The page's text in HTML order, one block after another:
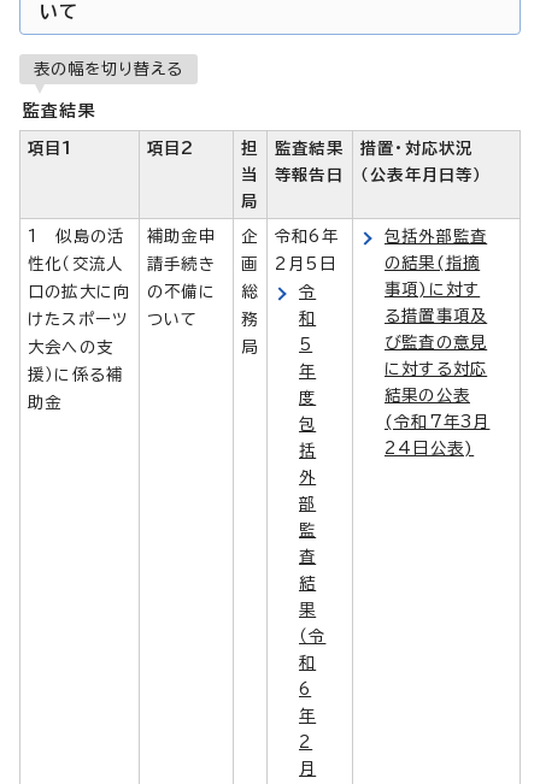
いて
表の幅を切り替える
監査結果
項目1 項目2
担
当
局
監査結果
等報告日
措置・対応状況
（公表年月日等）
1 似島の活
性化（交流人
口の拡大に向
けたスポーツ
大会への支
援）に係る補
助金
補助金申
請手続き
の不備に
ついて
企
画
総
務
局
令和6年
2月5日
令
和
5
年
度
包
括
外
部
監
査
結
果
（令
和
6
年
2
月
包括外部監査
の結果(指摘
事項)に対す
る措置事項及
び監査の意見
に対する対応
結果の公表
(令和7年3月
24日公表)